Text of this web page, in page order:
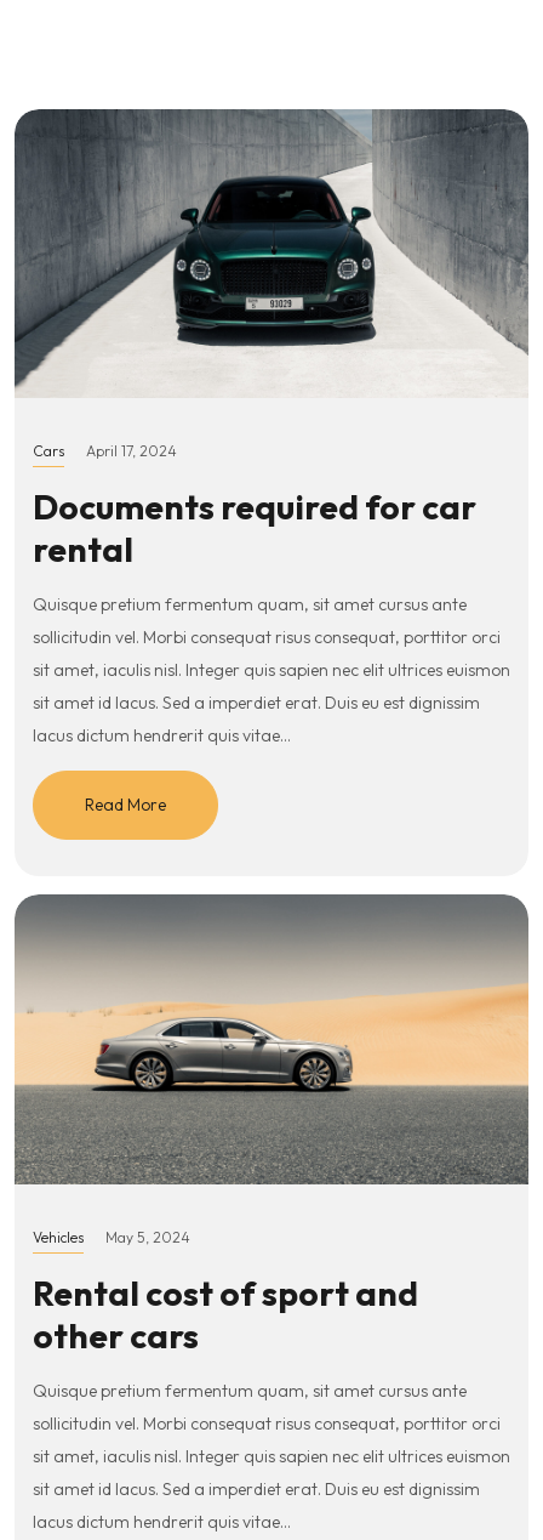
Cars April 17, 2024
Documents required for car
rental
Quisque pretium fermentum quam, sit amet cursus ante
sollicitudin vel. Morbi consequat risus consequat, porttitor orci
sit amet, iaculis nisl. Integer quis sapien nec elit ultrices euismon
sit amet id lacus. Sed a imperdiet erat. Duis eu est dignissim
lacus dictum hendrerit quis vitae…
Read More
Vehicles May 5, 2024
Rental cost of sport and
other cars
Quisque pretium fermentum quam, sit amet cursus ante
sollicitudin vel. Morbi consequat risus consequat, porttitor orci
sit amet, iaculis nisl. Integer quis sapien nec elit ultrices euismon
sit amet id lacus. Sed a imperdiet erat. Duis eu est dignissim
lacus dictum hendrerit quis vitae…